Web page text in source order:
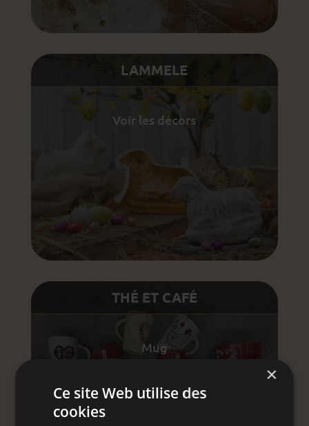
LAMMELE
Voir les décors
THÉ ET CAFÉ
Mug
Tasse jumbo
×
Ce site Web utilise des
cookies